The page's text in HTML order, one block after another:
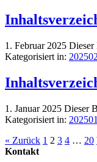
1. Februar 2025 Dieser
Kategorisiert in: 202502
1. Januar 2025 Dieser
Kategorisiert in: 202501
« Zurück 1 2 3 4 … 20
Kontakt